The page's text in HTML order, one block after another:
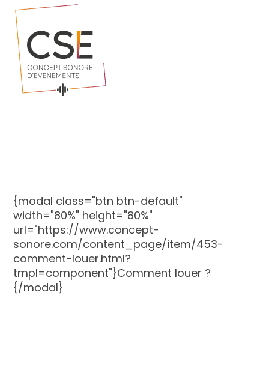
{modal class="btn btn-default"
width="80%" height="80%"
url="https://www.concept-
sonore.com/content_page/item/453-
comment-louer.html?
tmpl=component"}Comment louer ?
{/modal}